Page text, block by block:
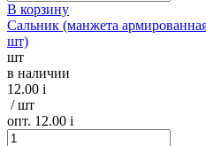
В корзину
Сальник (манжета
шт)
шт
в наличии
12.00 i
/ шт
опт. 12.00 i